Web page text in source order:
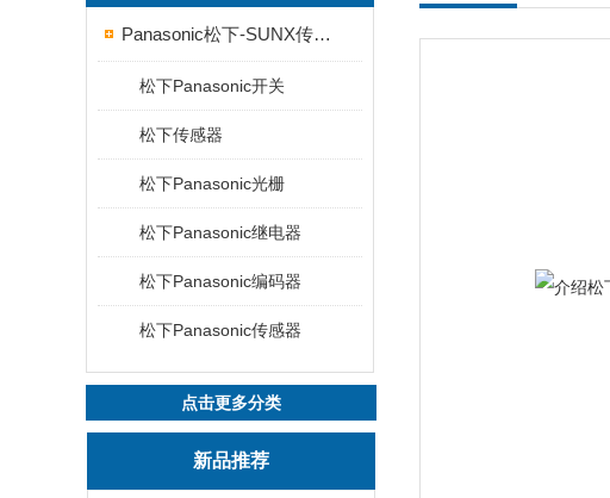
Panasonic松下-SUNX传感器
松下Panasonic开关
松下传感器
松下Panasonic光栅
松下Panasonic继电器
松下Panasonic编码器
松下Panasonic传感器
点击更多分类
新品推荐